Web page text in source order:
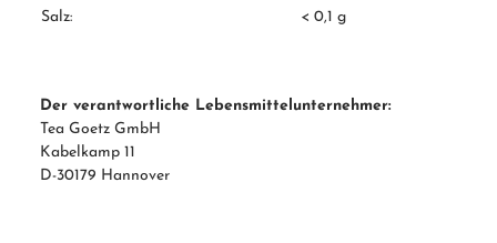
Salz: < 0,1 g
Der verantwortliche Lebensmittelunternehmer:
Tea Goetz GmbH
Kabelkamp 11
D-30179 Hannover